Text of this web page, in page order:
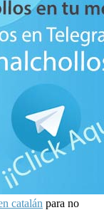
catalán para no